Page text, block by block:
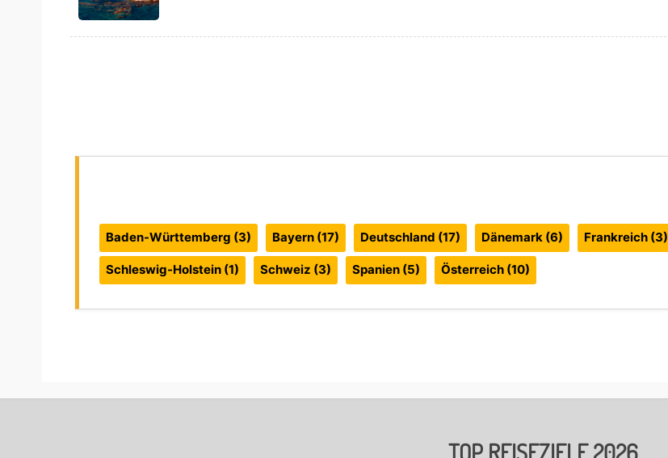
Baden-Württemberg (3) Bayern(17) Deutschland (17) Dänemark(6) Frankreich(3)
Schleswig-Holstein(1) Schweiz (3) Spanien(5) Österreich(10)